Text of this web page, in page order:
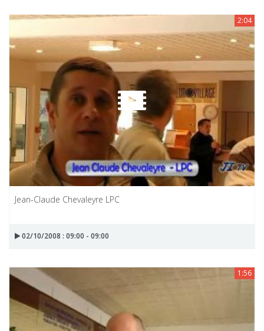
2:04
Jean-Claude Chevaleyre LPC
02/10/2008 : 09:00 - 09:00
1:56